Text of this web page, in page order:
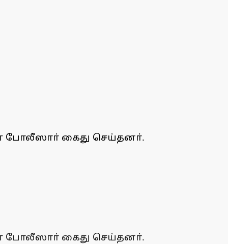
போலீஸாா் கைது செய்தனா்.
போலீஸாா் கைது செய்தனா்.